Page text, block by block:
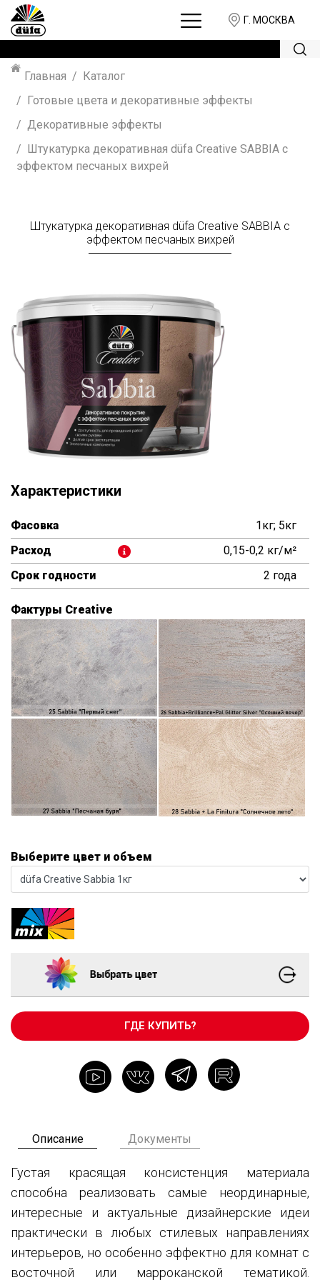
Г. МОСКВА
Главная
Каталог
Готовые цвета и декоративные эффекты
Декоративные эффекты
Штукатурка декоративная düfa Creative SABBIA с
эффектом песчаных вихрей
Штукатурка декоративная düfa Creative SABBIA с
эффектом песчаных вихрей
Характеристики
Фасовка
1кг; 5кг
Расход
0,15-0,2 кг/м²
Срок годности
2 года
Фактуры Creative
Выберите цвет и объем
ГДЕ КУПИТЬ?
Описание Документы
Густая красящая консистенция материала
способна реализовать самые неординарные,
интересные и актуальные дизайнерские идеи
практически в любых стилевых направлениях
интерьеров, но особенно эффектно для комнат с
восточной или марроканской тематикой.